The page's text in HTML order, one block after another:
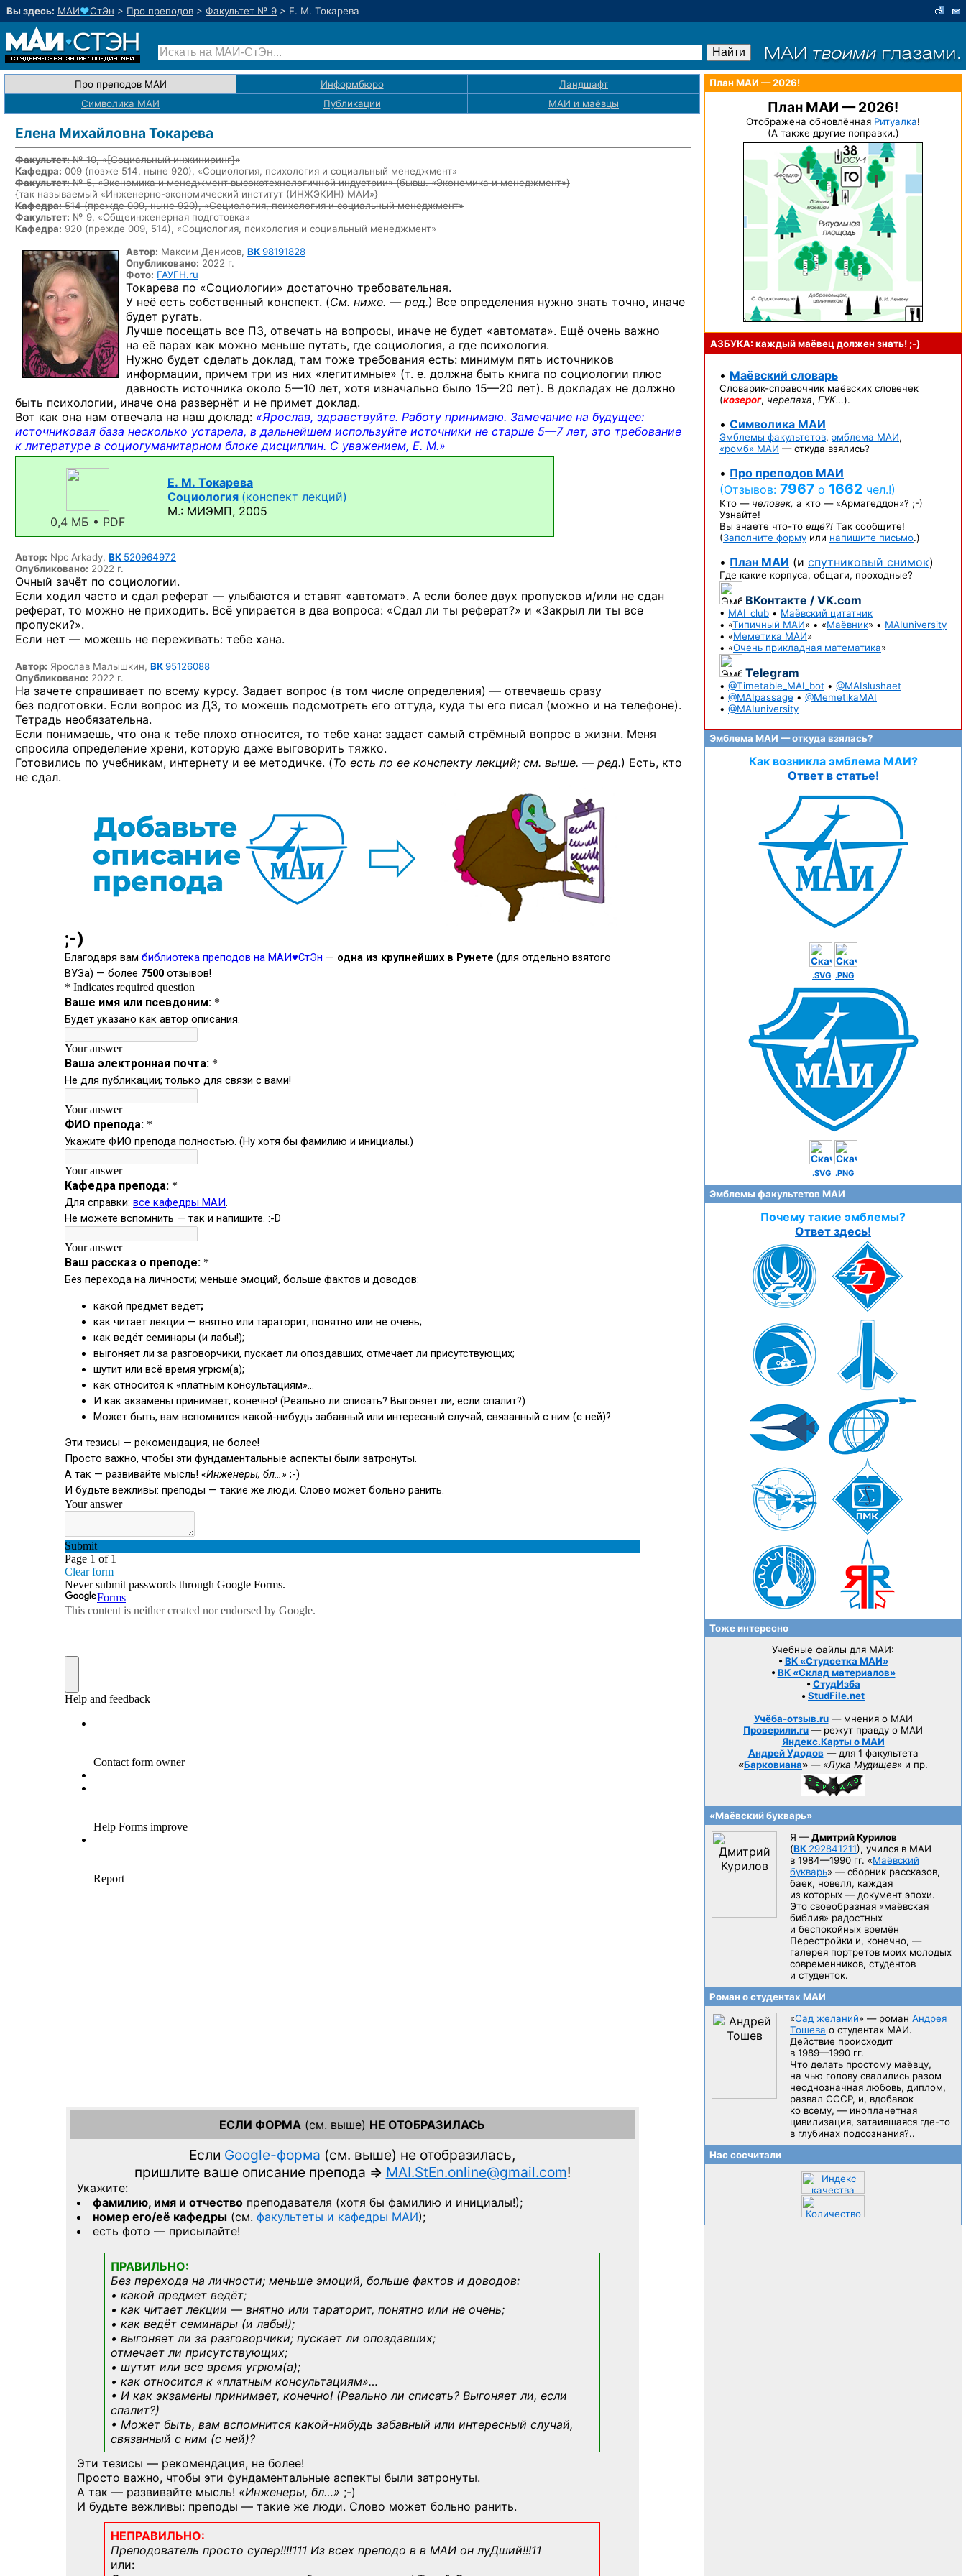
Вы здесь: МАИ♥СтЭн > Про преподов > Факультет № 9 > Е. М. Токарева
Про преподов МАИ Информбюро
Ландшафт
Символика МАИ
Публикации МАИ и маёвцы
Елена Михайловна Токарева
Факультет:№ 10, «[Социальный инжиниринг]»
Кафедра:009(позже 514, ныне 920), «Социология, психология и социальный менеджмент»
Факультет:№ 5, «Экономика и менеджмент высокотехнологичной индустрии» (бывш. «Экономика и менеджмент»)
{так называемый «Инженерно-экономический институт (ИНЖЭКИН) МАИ»}
Кафедра:514(прежде 009, ныне 920), «Социология, психология и социальный менеджмент»
Факультет: № 9, «Общеинженерная подготовка»
Кафедра: 920 (прежде 009, 514), «Социология, психология и социальный менеджмент»
Автор: Максим Денисов, ВК98191828
Опубликовано: 2022 г.
Фото: ГАУГН.ru
Токарева по «Социологии» достаточно требовательная.
У неё есть собственный конспект. (См. ниже. — ред.) Все определения нужно знать точно, иначе
будет ругать.
Лучше посещать все ПЗ, отвечать на вопросы, иначе не будет «автомата». Ещё очень важно
на её парах как можно меньше путать, где социология, а где психология.
Нужно будет сделать доклад, там тоже требования есть: минимум пять источников
информации, причем три из них «легитимные» (т. е. должна быть книга по социологии плюс
давность источника около 5—10 лет, хотя изначально было 15—20 лет). В докладах не должно
быть психологии, иначе она развернёт и не примет доклад.
Вот как она нам отвечала на наш доклад: «Ярослав, здравствуйте. Работу принимаю. Замечание на будущее:
источниковая база несколько устарела, в дальнейшем используйте источники не старше 5—7 лет, это требование
к литературе в социогуманитарном блоке дисциплин. С уважением, Е. М.»
0,4 МБ • PDF
Е. М. Токарева
Социология (конспект лекций)
М.: МИЭМП, 2005
Автор: Npc Arkady, ВК 520964972
Опубликовано: 2022 г.
Очный зачёт по социологии.
Если ходил часто и сдал реферат — улыбаются и ставят «автомат». А если более двух пропусков и/или не сдан
реферат, то можно не приходить. Всё упирается в два вопроса: «Сдал ли ты реферат?» и «Закрыл ли ты все
пропуски?».
Если нет — можешь не переживать: тебе хана.
Автор: Ярослав Малышкин, ВК95126088
Опубликовано: 2022 г.
На зачете спрашивает по всему курсу. Задает вопрос (в том числе определения) — отвечаешь сразу
без подготовки. Если вопрос из ДЗ, то можешь подсмотреть его оттуда, куда ты его писал (можно и на телефоне).
Тетрадь необязательна.
Если понимаешь, что она к тебе плохо относится, то тебе хана: задаст самый стрёмный вопрос в жизни. Меня
спросила определение хрени, которую даже выговорить тяжко.
Готовились по учебникам, интернету и ее методичке. (То есть по ее конспекту лекций; см. выше. — ред.) Есть, кто
не сдал.
ЕСЛИ ФОРМА (см. выше) НЕ ОТОБРАЗИЛАСЬ
Если Google-форма (см. выше) не отобразилась,
пришлите ваше описание препода => MAI.StEn.online@gmail.com!
Укажите:
фамилию, имя и отчествопреподавателя (хотя бы фамилию и инициалы!);
номер его/её кафедры(см. факультеты и кафедры МАИ);
есть фото — присылайте!
ПРАВИЛЬНО:
Без перехода на личности; меньше эмоций, больше фактов и доводов:
• какой предмет ведёт;
• как читает лекции — внятно или тараторит, понятно или не очень;
• как ведёт семинары (и лабы!);
• выгоняет ли за разговорчики; пускает ли опоздавших;
отмечает ли присутствующих;
• шутит или все время угрюм(а);
• как относится к «платным консультациям»…
• И как экзамены принимает, конечно! (Реально ли списать? Выгоняет ли, если
спалит?)
• Может быть, вам вспомнится какой-нибудь забавный или интересный случай,
связанный с ним (с ней)?
Эти тезисы — рекомендация, не более!
Просто важно, чтобы эти фундаментальные аспекты были затронуты.
А так — развивайте мысль! «Инженеры, бл…» ;-)
И будьте вежливы: преподы — такие же люди. Слово может больно ранить.
НЕПРАВИЛЬНО:
Преподователь просто супер!!!!111 Из всех преподо в в МАИ он луДший!!!11
или:
План МАИ — 2026!
План МАИ — 2026!
Отображена обновлённая Ритуалка!
(А также другие поправки.)
АЗБУКА: каждый маёвец должензнать! ;-)
• Маёвский словарь
Словарик-справочник маёвских словечек
(козерог, черепаха, ГУК…).
• Символика МАИ
Эмблемы факультетов, эмблема МАИ,
«ромб» МАИ — откуда взялись?
• Про преподов МАИ
(Отзывов: 7967 о 1662 чел.!)
Кто — человек, а кто — «Армагеддон»? ;-)
Узнайте!
Вы знаете что-то ещё?! Так сообщите!
(Заполните форму или напишите письмо.)
• План МАИ (и спутниковый снимок)
Где какие корпуса, общаги, проходные?
ВКонтакте / VK.com
• MAI_club • Маёвский цитатник
• «Типичный МАИ» • «Маёвник» • MAIuniversity
• «Меметика МАИ»
• «Очень прикладная математика»
Telegram
• @Timetable_MAI_bot • @MAIslushaet
• @MAIpassage • @MemetikaMAI
• @MAIuniversity
Эмблема МАИ — откуда взялась?
Как возникла эмблема МАИ?
Ответ в статье!
.SVG .PNG
.SVG .PNG
Эмблемы факультетов МАИ
Почему такие эмблемы?
Ответ здесь!
Тоже интересно
Учебные файлы для МАИ:
• ВК «Студсетка МАИ»
• ВК «Склад материалов»
• СтудИзба
• StudFile.net
Учёба-отзыв.ru— мнения о МАИ
Проверили.ru — режут правду о МАИ
Яндекс.Карты о МАИ
Андрей Удодов — для 1 факультета
«Барковиана» — «Лука Мудищев» и пр.
«Маёвский букварь»
Я —Дмитрий Курилов
(ВК 292841211), учился в МАИ
в 1984—1990 гг. «Маёвский
букварь» — сборник рассказов,
баек, новелл, каждая
из которых — документ эпохи.
Это своеобразная «маёвская
библия» радостных
и беспокойных времён
Перестройки и, конечно, —
галерея портретов моих молодых
современников, студентов
и студенток.
Роман о студентах МАИ
«Сад желаний» — роман Андрея
Тошева о студентах МАИ.
Действие происходит
в 1989—1990 гг.
Что делать простому маёвцу,
на чью голову свалились разом
неоднозначная любовь, диплом,
развал CCCP, и, вдобавок
ко всему, — инопланетная
цивилизация, затаившаяся где-то
в глубинах подсознания?..
Нас сосчитали